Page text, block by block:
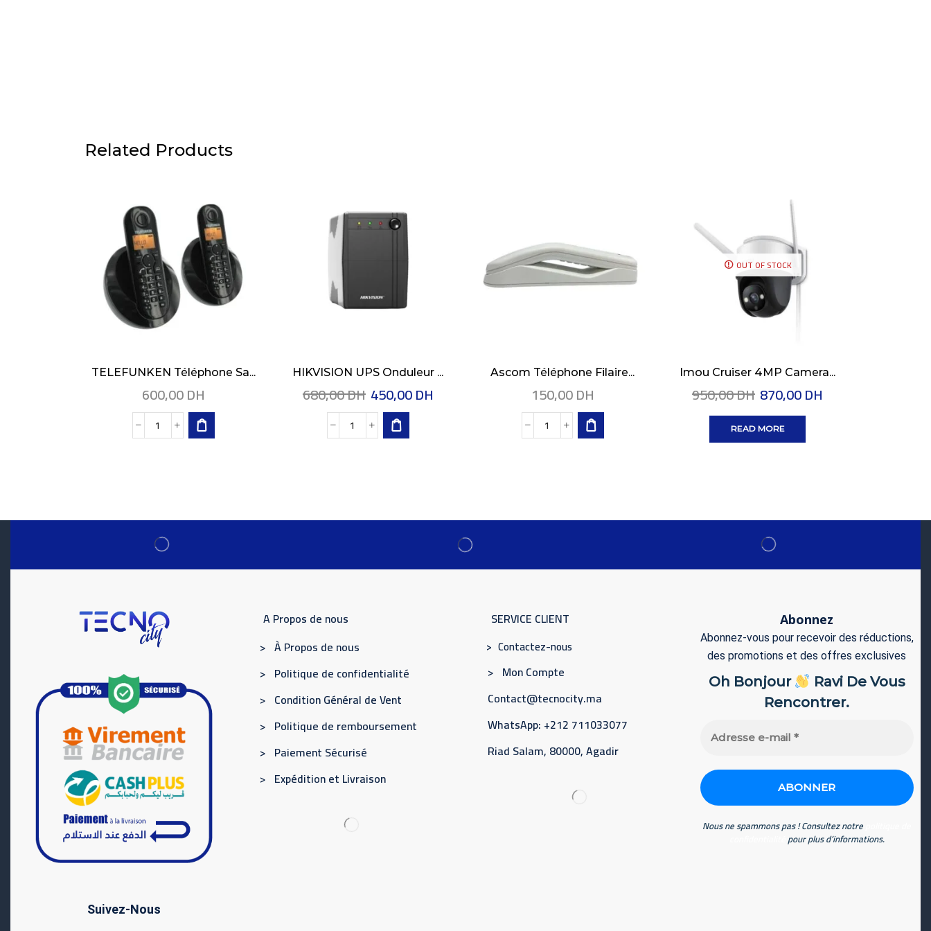
Related Products
TELEFUNKEN Téléphone Sa...
600,00DH
HIKVISION UPS Onduleur ...
680,00DH 450,00DH
Ascom Téléphone Filaire...
150,00DH
OUT OF STOCK
Imou Cruiser 4MP Camera...
950,00DH 870,00DH
READ MORE
Suivez-Nous
A Propos de nous
> À Propos de nous
> Politique de confidentialité
> Condition Général de Vent
> Politique de remboursement
> Paiement Sécurisé
> Expédition et Livraison
SERVICE CLIENT
> Contactez-nous
> Mon Compte
Contact@tecnocity.ma
WhatsApp: +212 711033077
Riad Salam, 80000, Agadir
Abonnez
Abonnez-vous pour recevoir des réductions,
des promotions et des offres exclusives
Oh Bonjour
Ravi De Vous
Rencontrer.
Nous ne spammons pas ! Consultez notre
pour plus d’informations.